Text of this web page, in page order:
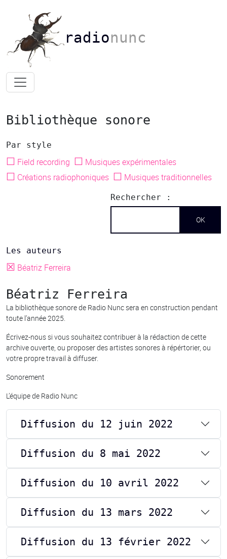
radionunc
Bibliothèque sonore
Par style
☐ Field recording ☐ Musiques expérimentales
☐ Créations radiophoniques ☐ Musiques traditionnelles
Rechercher :
Les auteurs
☒ Béatriz Ferreira
Béatriz Ferreira
La bibliothèque sonore de Radio Nunc sera en construction pendant
toute l’année 2025.
Écrivez-nous si vous souhaitez contribuer à la rédaction de cette
archive ouverte, ou proposer des artistes sonores à répértorier, ou
votre propre travail à diffuser.
Sonorement
L’équipe de Radio Nunc
Diffusion du 12 juin 2022
Diffusion du 8 mai 2022
Diffusion du 10 avril 2022
Diffusion du 13 mars 2022
Diffusion du 13 février 2022